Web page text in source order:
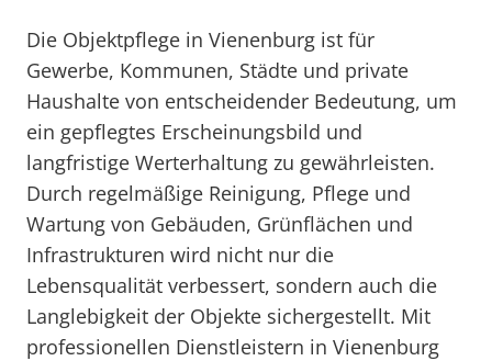
Die Objektpflege in Vienenburg ist für
Gewerbe, Kommunen, Städte und private
Haushalte von entscheidender Bedeutung, um
ein gepflegtes Erscheinungsbild und
langfristige Werterhaltung zu gewährleisten.
Durch regelmäßige Reinigung, Pflege und
Wartung von Gebäuden, Grünflächen und
Infrastrukturen wird nicht nur die
Lebensqualität verbessert, sondern auch die
Langlebigkeit der Objekte sichergestellt. Mit
professionellen Dienstleistern in Vienenburg